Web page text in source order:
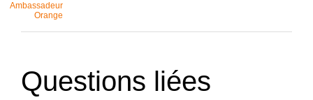
Ambassadeur
Orange
Questions liées